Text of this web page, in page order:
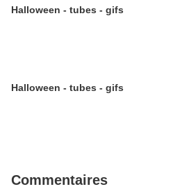
Halloween - tubes - gifs
Halloween - tubes - gifs
Commentaires